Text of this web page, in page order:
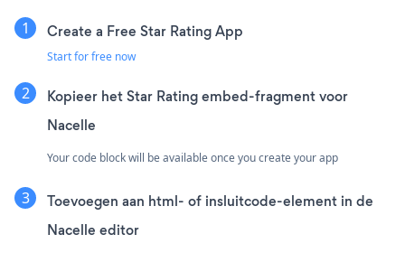
Create a Free Star Rating App
Start for free now
Kopieer het Star Rating embed-fragment voor
Nacelle
Your code block will be available once you create your app
Toevoegen aan html- of insluitcode-element in de
Nacelle editor